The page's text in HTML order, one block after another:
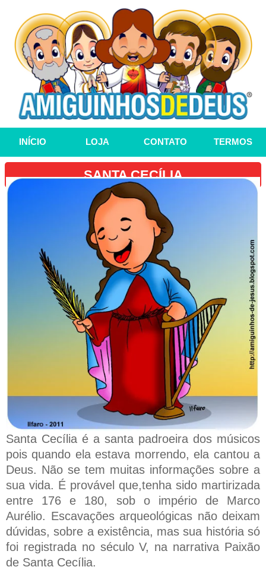
INÍCIO LOJA CONTATO TERMOS
SANTA CECÍLIA
Santa Cecília é a santa padroeira dos músicos
pois quando ela estava morrendo, ela cantou a
Deus. Não se tem muitas informações sobre a
sua vida. É provável que,tenha sido martirizada
entre 176 e 180, sob o império de Marco
Aurélio. Escavações arqueológicas não deixam
dúvidas, sobre a existência, mas sua história só
foi registrada no século V, na narrativa Paixão
de Santa Cecília.